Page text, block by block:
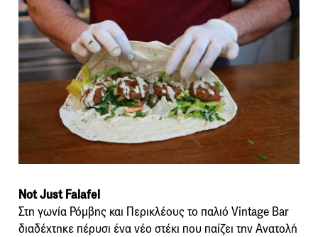
Not Just Falafel
Στη γωνία Ρόμβης και Περικλέους το παλιό Vintage Bar
διαδέχτηκε πέρυσι ένα νέο στέκι που παίζει την Aνατολή